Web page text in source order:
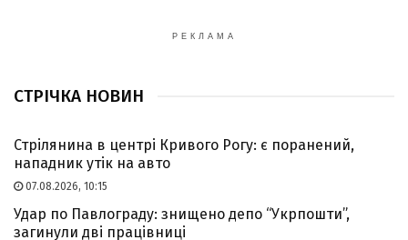
РЕКЛАМА
СТРІЧКА НОВИН
Стрілянина в центрі Кривого Рогу: є поранений,
нападник утік на авто
07.08.2026, 10:15
Удар по Павлограду: знищено депо “Укрпошти”,
загинули дві працівниці